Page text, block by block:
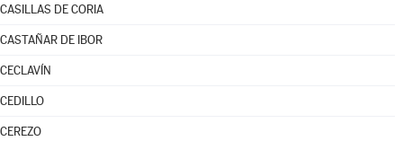
CASILLAS DE CORIA
CASTAÑAR DE IBOR
CECLAVÍN
CEDILLO
CEREZO